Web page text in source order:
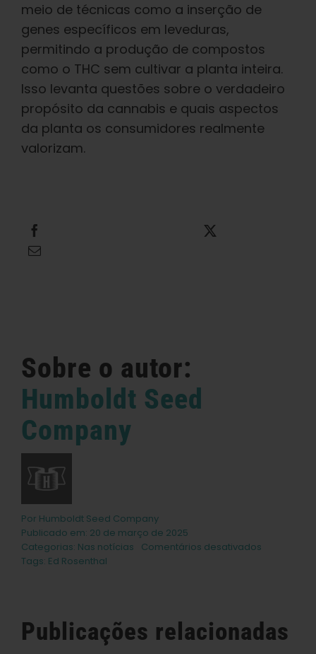
meio de técnicas como a inserção de
genes específicos em leveduras,
permitindo a produção de compostos
como o THC sem cultivar a planta inteira.
Isso levanta questões sobre o verdadeiro
propósito da cannabis e quais aspectos
da planta os consumidores realmente
valorizam.
Sobre o autor:
Humboldt Seed
Company
Por Humboldt Seed Company
Publicado em: 20 de março de 2025
Categorias: Nas notícias Comentários desativadosem
a
Tags: Ed Rosenthal
Publicações relacionadas